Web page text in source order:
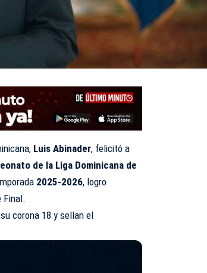
Luis Abinader, felicitó a
de la Liga Dominicana de
2025-2026, logro
Final.
corona 18 y sellan el